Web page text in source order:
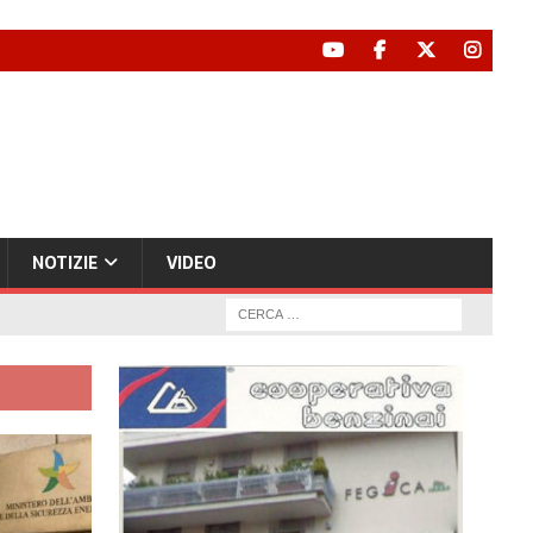
NOTIZIE VIDEO